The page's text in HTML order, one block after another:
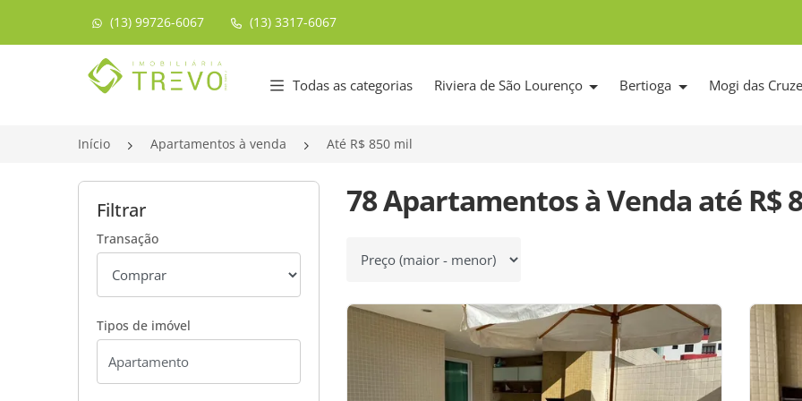
(13) 99726-6067 (13) 3317-6067
Página inicial
Todas as categorias Riviera de São Lourenço Bertioga Mogi das
Início Apartamentos à venda Até R$ 850 mil
Filtrar
Transação
Tipos de imóvel
78 Apartamentos à Venda até R$
Ordenar por